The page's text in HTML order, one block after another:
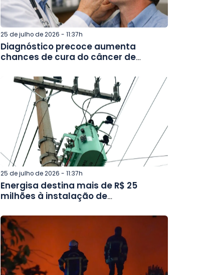
25 de julho de 2026 - 11:37h
Diagnóstico precoce aumenta
chances de cura do câncer de
Julho Verde
25 de julho de 2026 - 11:37h
Energisa destina mais de R$ 25
milhões à instalação de
interior de Minas e no Rio